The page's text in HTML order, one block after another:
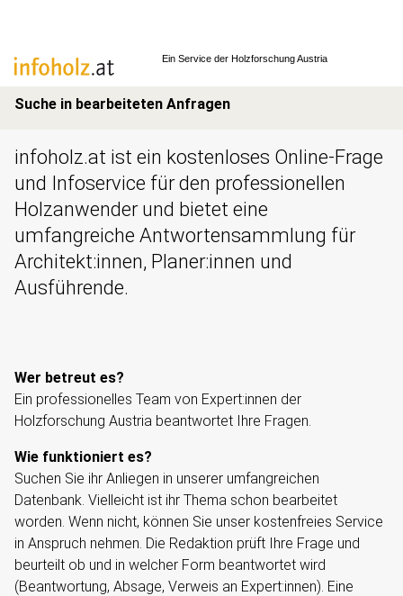
Ein Service der Holzforschung Austria
Suche in bearbeiteten Anfragen
infoholz.at ist ein kostenloses Online-Frage
und Infoservice für den professionellen
Holzanwender und bietet eine
umfangreiche Antwortensammlung für
Architekt:innen, Planer:innen und
Ausführende.
Wer betreut es?
Ein professionelles Team von Expert:innen der
Holzforschung Austria beantwortet Ihre Fragen.
Wie funktioniert es?
Suchen Sie ihr Anliegen in unserer umfangreichen
Datenbank. Vielleicht ist ihr Thema schon bearbeitet
worden. Wenn nicht, können Sie unser kostenfreies Service
in Anspruch nehmen. Die Redaktion prüft Ihre Frage und
beurteilt ob und in welcher Form beantwortet wird
(Beantwortung, Absage, Verweis an Expert:innen). Eine